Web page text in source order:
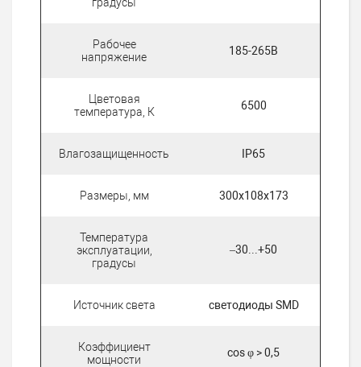
Рабочее
напряжение
185-265В
Цветовая
температура, К
6500
Влагозащищенность IP65
Размеры, мм 300х108х173
Температура
эксплуатации,
градусы
–30...+50
Источник света светодиоды SMD
Коэффициент
мощности
cos φ > 0,5